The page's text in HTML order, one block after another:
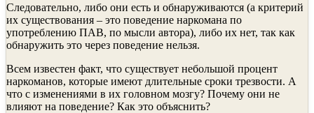
Следовательно, либо они есть и обнаруживаются (а критерий
их существования – это поведение наркомана по
употреблению ПАВ, по мысли автора), либо их нет, так как
обнаружить это через поведение нельзя.
Всем известен факт, что существует небольшой процент
наркоманов, которые имеют длительные сроки трезвости. А
что с изменениями в их головном мозгу? Почему они не
влияют на поведение? Как это объяснить?